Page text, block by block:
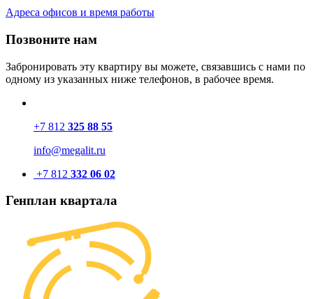
Адреса офисов и время работы
Позвоните нам
Забронировать эту квартиру вы можете, связавшись с нами по
одному из указанных ниже телефонов, в рабочее время.
+7 812 325 88 55
info@megalit.ru
+7 812 332 06 02
Генплан квартала